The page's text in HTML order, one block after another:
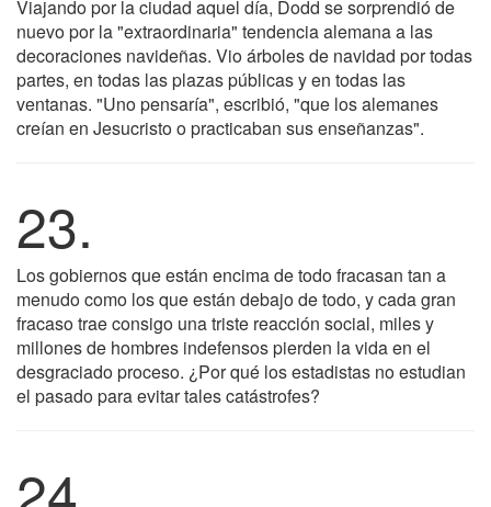
Viajando por la ciudad aquel día, Dodd se sorprendió de
nuevo por la "extraordinaria" tendencia alemana a las
decoraciones navideñas. Vio árboles de navidad por todas
partes, en todas las plazas públicas y en todas las
ventanas. "Uno pensaría", escribió, "que los alemanes
creían en Jesucristo o practicaban sus enseñanzas".
23.
Los gobiernos que están encima de todo fracasan tan a
menudo como los que están debajo de todo, y cada gran
fracaso trae consigo una triste reacción social, miles y
millones de hombres indefensos pierden la vida en el
desgraciado proceso. ¿Por qué los estadistas no estudian
el pasado para evitar tales catástrofes?